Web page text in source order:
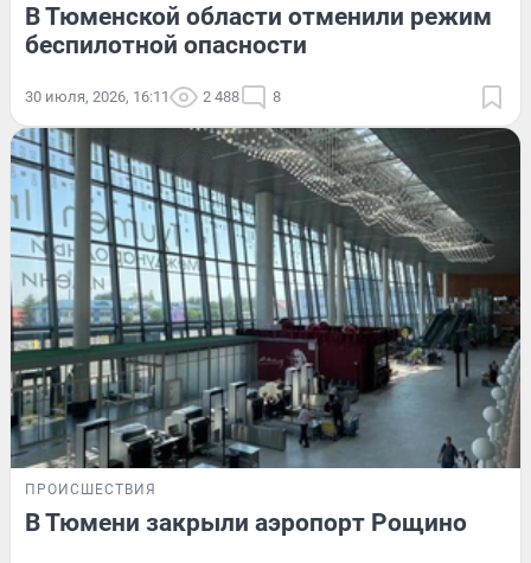
В Тюменской области отменили режим
беспилотной опасности
30 июля, 2026, 16:11 2 488 8
ПРОИСШЕСТВИЯ
В Тюмени закрыли аэропорт Рощино